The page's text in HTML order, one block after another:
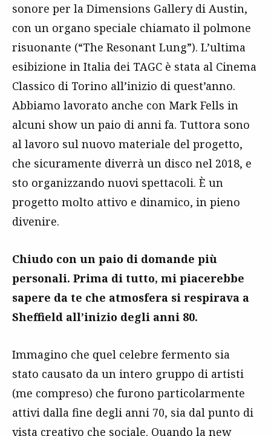
sonore per la Dimensions Gallery di Austin,
con un organo speciale chiamato il polmone
risuonante (“The Resonant Lung”). L’ultima
esibizione in Italia dei TAGC è stata al Cinema
Classico di Torino all’inizio di quest’anno.
Abbiamo lavorato anche con Mark Fells in
alcuni show un paio di anni fa. Tuttora sono
al lavoro sul nuovo materiale del progetto,
che sicuramente diverrà un disco nel 2018, e
sto organizzando nuovi spettacoli. È un
progetto molto attivo e dinamico, in pieno
divenire.
Chiudo con un paio di domande più
personali. Prima di tutto, mi piacerebbe
sapere da te che atmosfera si respirava a
Sheffield all’inizio degli anni 80.
Immagino che quel celebre fermento sia
stato causato da un intero gruppo di artisti
(me compreso) che furono particolarmente
attivi dalla fine degli anni 70, sia dal punto di
vista creativo che sociale. Quando la new